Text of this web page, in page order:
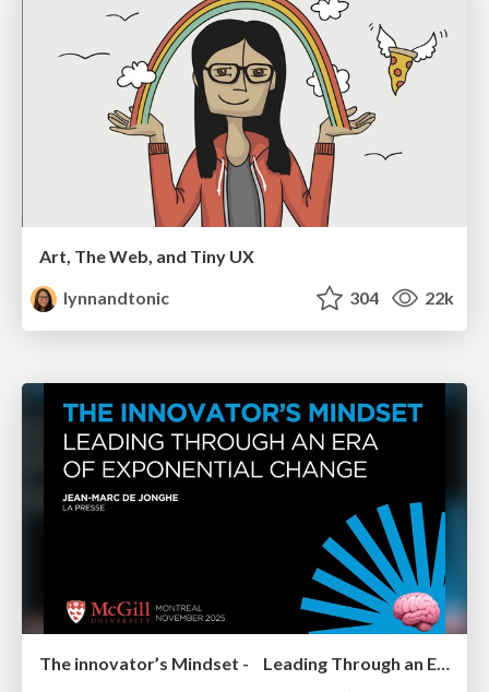
Art, The Web, and Tiny UX
lynnandtonic
304 22k